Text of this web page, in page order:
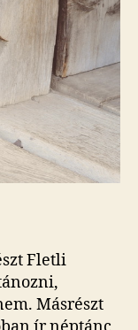
Fletli
Másrészt